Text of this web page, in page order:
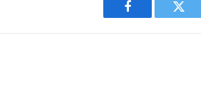
Facebook